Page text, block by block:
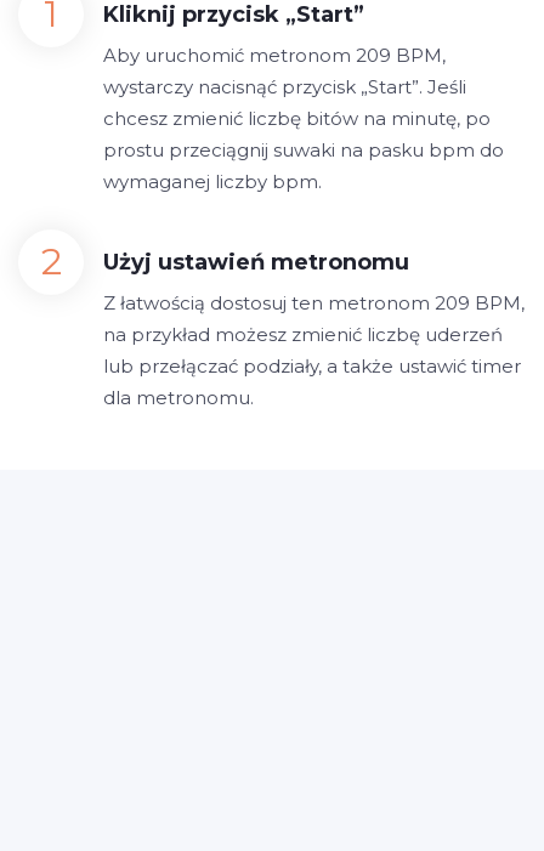
Kliknij przycisk „Start”
Aby uruchomić metronom 209 BPM,
wystarczy nacisnąć przycisk „Start”. Jeśli
chcesz zmienić liczbę bitów na minutę, po
prostu przeciągnij suwaki na pasku bpm do
wymaganej liczby bpm.
Użyj ustawień metronomu
Z łatwością dostosuj ten metronom 209 BPM,
na przykład możesz zmienić liczbę uderzeń
lub przełączać podziały, a także ustawić timer
dla metronomu.